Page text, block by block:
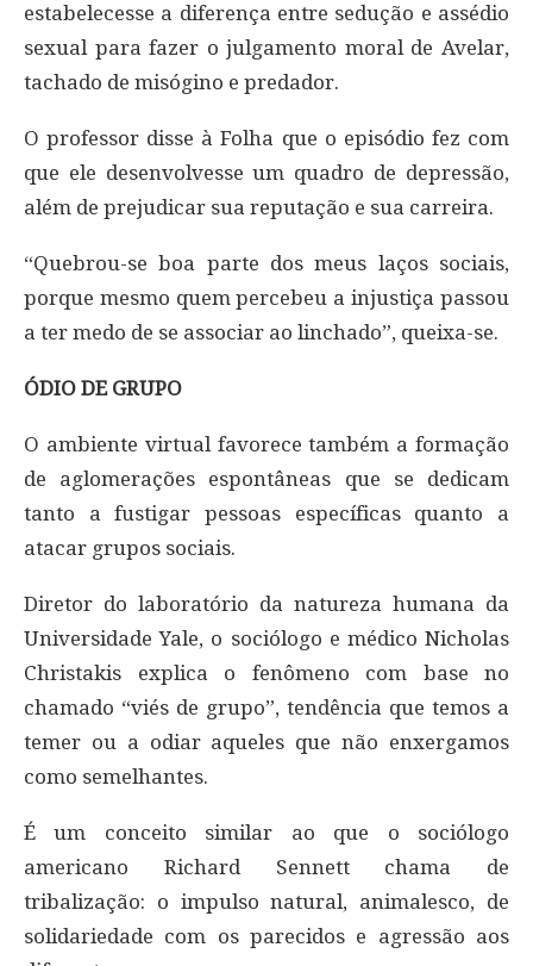
estabelecesse a diferença entre sedução e assédio
sexual para fazer o julgamento moral de Avelar,
tachado de misógino e predador.
O professor disse à Folha que o episódio fez com
que ele desenvolvesse um quadro de depressão,
além de prejudicar sua reputação e sua carreira.
“Quebrou-se boa parte dos meus laços sociais,
porque mesmo quem percebeu a injustiça passou
a ter medo de se associar ao linchado”, queixa-se.
ÓDIO DE GRUPO
O ambiente virtual favorece também a formação
de aglomerações espontâneas que se dedicam
tanto a fustigar pessoas específicas quanto a
atacar grupos sociais.
Diretor do laboratório da natureza humana da
Universidade Yale, o sociólogo e médico Nicholas
Christakis explica o fenômeno com base no
chamado “viés de grupo”, tendência que temos a
temer ou a odiar aqueles que não enxergamos
como semelhantes.
É um conceito similar ao que o sociólogo
americano Richard Sennett chama de
tribalização: o impulso natural, animalesco, de
solidariedade com os parecidos e agressão aos